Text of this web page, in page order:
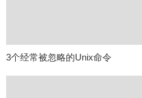
3个经常被忽略的Unix命令